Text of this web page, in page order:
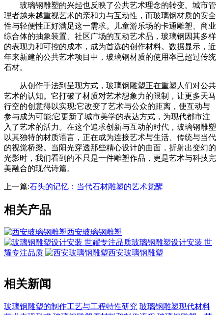
玻璃钢雕塑的兴起也反映了公共艺术理念的转变。城市管
理者越来越重视艺术的亲和力与互动性，而玻璃钢材质的安全
性与轻便性正好满足这一需求。儿童游乐场的卡通雕塑、商业
综合体的抽象装置、社区广场的互动艺术品，玻璃钢因其多样
的表现力和可控的成本，成为首选的创作材料。数据显示，近
年来新建的公共艺术项目中，玻璃钢材质的使用率已超过传统
石材。
从创作手法到呈现方式，玻璃钢雕塑正在重塑人们对公共
艺术的认知。它打破了材质对艺术想象力的限制，让更多天马
行空的创意得以实现;它改变了艺术与公众的距离，使互动与
参与成为可能;它更新了城市美学的表达方式，为现代都市注
入了艺术的活力。在这个追求创新与互动的时代，玻璃钢雕塑
以其独特的材质语言，正在成为连接艺术与生活、传统与当代
的视觉桥梁。当阳光穿透那些精心设计的曲面，折射出变幻的
光影时，我们看到的不只是一件雕塑作品，更是艺术与科技完
美融合的现代诗篇。
上一篇:石头的记忆：当代石材雕塑的艺术觉醒
相关产品
西安玻璃钢雕塑
玻璃钢雕塑设计安装 世
耀专注品质
西安玻璃钢雕塑
相关新闻
玻璃钢雕塑的制作工艺与工程特性研究 玻璃钢雕塑现代材料